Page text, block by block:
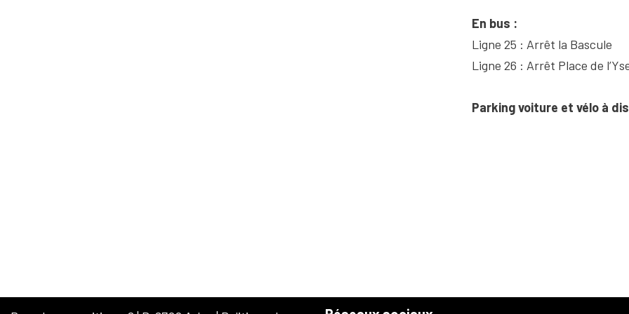
En bus :
Ligne 25 : Arrêt la Bascule
Ligne 26 : Arrêt Place de
Parking voiture et vélo à